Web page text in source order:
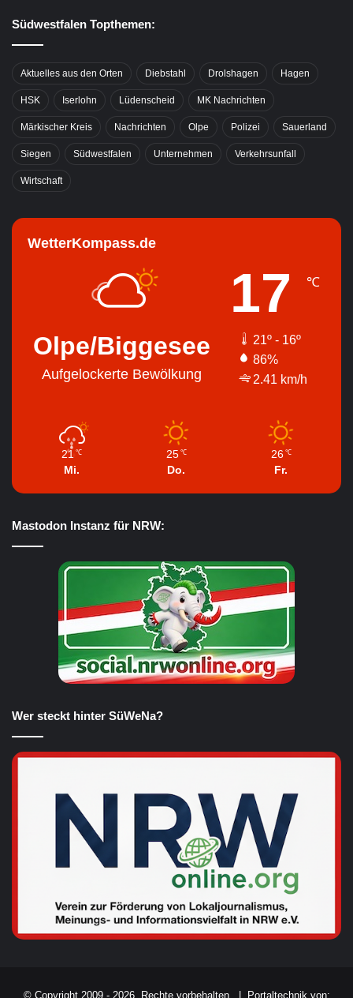
Südwestfalen Topthemen:
Aktuelles aus den Orten Diebstahl Drolshagen Hagen
HSK Iserlohn Lüdenscheid MK Nachrichten
Märkischer Kreis Nachrichten Olpe Polizei Sauerland
Siegen Südwestfalen Unternehmen Verkehrsunfall
Wirtschaft
WetterKompass.de
Olpe/Biggesee
Aufgelockerte Bewölkung
17 ℃
21º - 16º
86%
2.41 km/h
21 ℃
Mi.
25 ℃
Do.
26 ℃
Fr.
Mastodon Instanz für NRW:
Wer steckt hinter SüWeNa?
© Copyright 2009 - 2026, Rechte vorbehalten. | Portaltechnik von: